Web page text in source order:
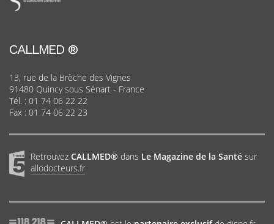
CALLMED ®
13, rue de la Brèche des Vignes
91480 Quincy sous Sénart - France
Tél. : 01 74 06 22 22
Fax : 01 74 06 22 23
Retrouvez CALLMED® dans Le Magazine de la Santé sur
allodocteurs.fr